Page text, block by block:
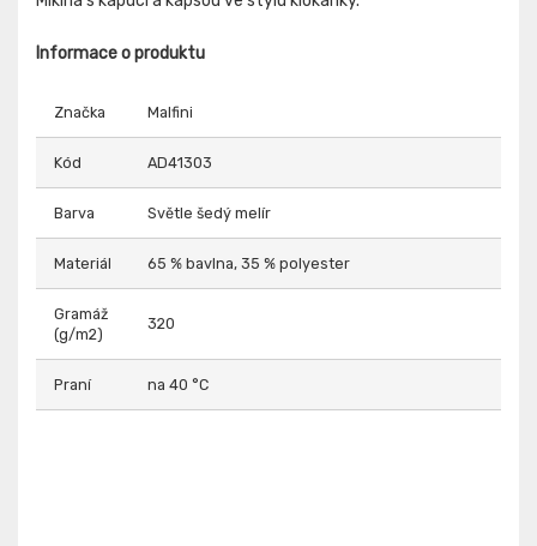
Informace o produktu
Značka Malfini
Kód AD41303
Barva Světle šedý melír
Materiál 65 % bavlna, 35 % polyester
Gramáž
(g/m2)
320
Praní na 40 °C